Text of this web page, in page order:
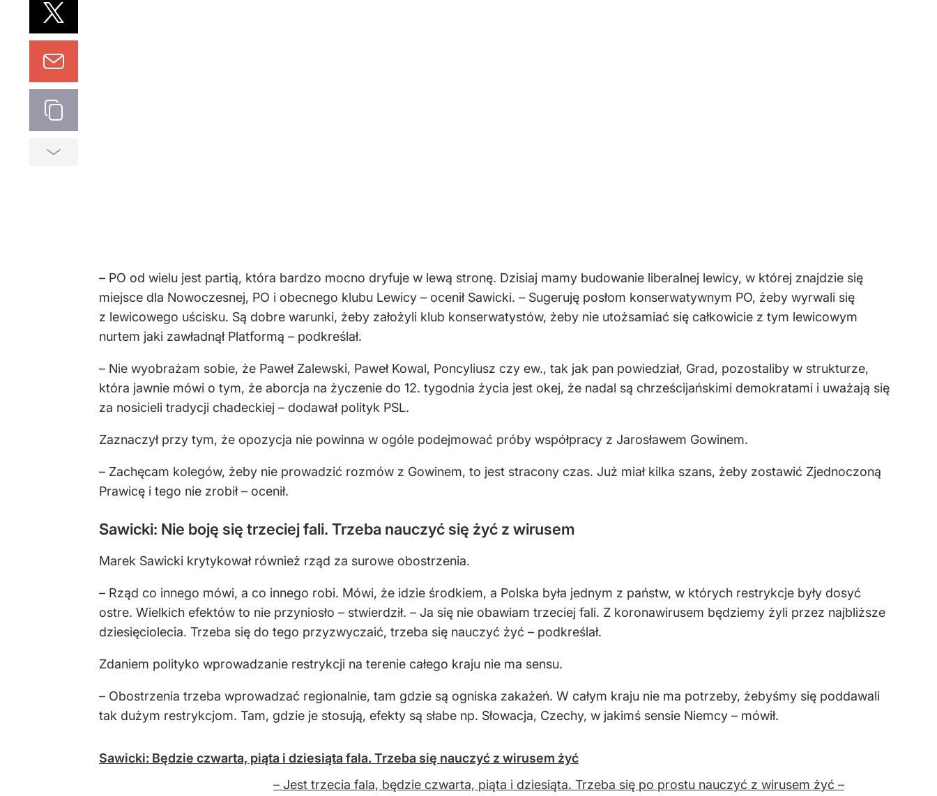
– PO od wielu jest partią, która bardzo mocno dryfuje w lewą stronę. Dzisiaj mamy budowanie liberalnej lewicy, w której znajdzie się
miejsce dla Nowoczesnej, PO i obecnego klubu Lewicy – ocenił Sawicki. – Sugeruję posłom konserwatywnym PO, żeby wyrwali się
z lewicowego uścisku. Są dobre warunki, żeby założyli klub konserwatystów, żeby nie utożsamiać się całkowicie z tym lewicowym
nurtem jaki zawładnął Platformą – podkreślał.
– Nie wyobrażam sobie, że Paweł Zalewski, Paweł Kowal, Poncyliusz czy ew., tak jak pan powiedział, Grad, pozostaliby w strukturze,
która jawnie mówi o tym, że aborcja na życzenie do 12. tygodnia życia jest okej, że nadal są chrześcijańskimi demokratami i uważają się
za nosicieli tradycji chadeckiej – dodawał polityk PSL.
Zaznaczył przy tym, że opozycja nie powinna w ogóle podejmować próby współpracy z Jarosławem Gowinem.
– Zachęcam kolegów, żeby nie prowadzić rozmów z Gowinem, to jest stracony czas. Już miał kilka szans, żeby zostawić Zjednoczoną
Prawicę i tego nie zrobił – ocenił.
Sawicki: Nie boję się trzeciej fali. Trzeba nauczyć się żyć z wirusem
Marek Sawicki krytykował również rząd za surowe obostrzenia.
– Rząd co innego mówi, a co innego robi. Mówi, że idzie środkiem, a Polska była jednym z państw, w których restrykcje były dosyć
ostre. Wielkich efektów to nie przyniosło – stwierdził. – Ja się nie obawiam trzeciej fali. Z koronawirusem będziemy żyli przez najbliższe
dziesięciolecia. Trzeba się do tego przyzwyczaić, trzeba się nauczyć żyć – podkreślał.
Zdaniem polityko wprowadzanie restrykcji na terenie całego kraju nie ma sensu.
– Obostrzenia trzeba wprowadzać regionalnie, tam gdzie są ogniska zakażeń. W całym kraju nie ma potrzeby, żebyśmy się poddawali
tak dużym restrykcjom. Tam, gdzie je stosują, efekty są słabe np. Słowacja, Czechy, w jakimś sensie Niemcy – mówił.
Sawicki: Będzie czwarta, piąta i dziesiąta fala. Trzeba się nauczyć z wirusem żyć
– Jest trzecia fala, będzie czwarta, piąta i dziesiąta. Trzeba się po prostu nauczyć z wirusem żyć –